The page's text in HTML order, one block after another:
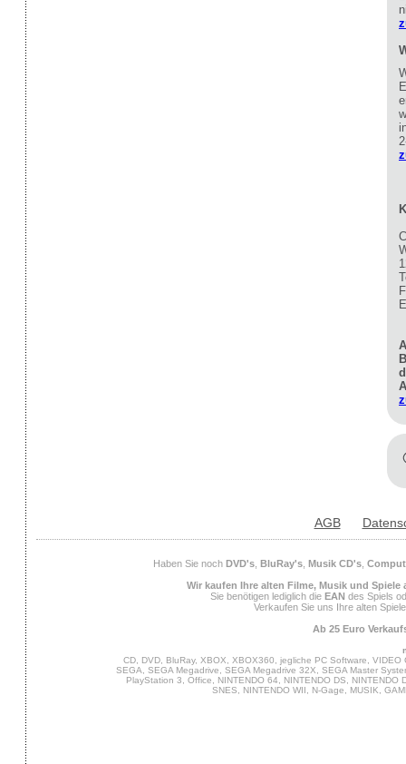
AGB
Haben Sie noch DVD's, BluRay's, Musik CD's,
Wir kaufen Ihre alten Filme, Musik und Spiele
Sie benötigen lediglich die EAN des Spiels
Verkaufen Sie uns Ihre alten
Ab 25 Euro
CD, DVD, BluRay, XBOX, XBOX360, jegliche PC Software,
SEGA, SEGA Megadrive, SEGA Megadrive 32X, SEGA Master
PlayStation 3, Office, NINTENDO 64, NINTENDO DS,
SNES, NINTENDO WII, N-Gage, MUSIK,